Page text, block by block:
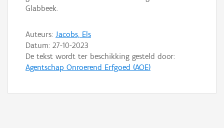
Glabbeek.
Auteurs: Jacobs, Els
Datum: 27-10-2023
De tekst wordt ter beschikking gesteld door:
Agentschap Onroerend Erfgoed (AOE)